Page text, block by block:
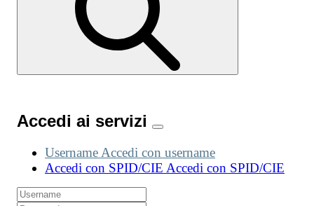
Accedi ai servizi
Username Accedi con username
Accedi con SPID/CIE Accedi con SPID/CIE